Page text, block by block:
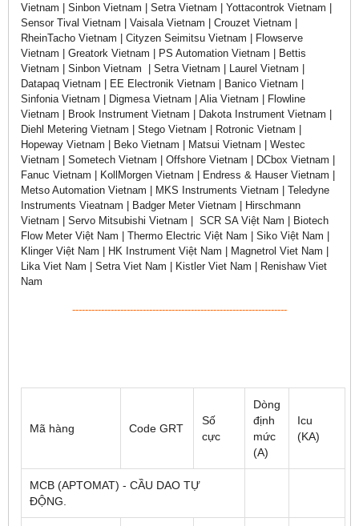
Vietnam | Sinbon Vietnam | Setra Vietnam | Yottacontrok Vietnam |
Sensor Tival Vietnam | Vaisala Vietnam | Crouzet Vietnam |
RheinTacho Vietnam | Cityzen Seimitsu Vietnam | Flowserve
Vietnam | Greatork Vietnam | PS Automation Vietnam | Bettis
Vietnam | Sinbon Vietnam | Setra Vietnam | Laurel Vietnam |
Datapaq Vietnam | EE Electronik Vietnam | Banico Vietnam |
Sinfonia Vietnam | Digmesa Vietnam | Alia Vietnam | Flowline
Vietnam | Brook Instrument Vietnam | Dakota Instrument Vietnam |
Diehl Metering Vietnam | Stego Vietnam | Rotronic Vietnam |
Hopeway Vietnam | Beko Vietnam | Matsui Vietnam | Westec
Vietnam | Sometech Vietnam | Offshore Vietnam | DCbox Vietnam |
Fanuc Vietnam | KollMorgen Vietnam | Endress & Hauser Vietnam |
Metso Automation Vietnam | MKS Instruments Vietnam | Teledyne
Instruments Vieatnam | Badger Meter Vietnam | Hirschmann
Vietnam | Servo Mitsubishi Vietnam | SCR SA Việt Nam | Biotech
Flow Meter Việt Nam | Thermo Electric Việt Nam | Siko Việt Nam |
Klinger Việt Nam | HK Instrument Việt Nam | Magnetrol Viet Nam |
Lika Viet Nam | Setra Viet Nam | Kistler Viet Nam | Renishaw Viet
Nam
-------------------------------------------------------------------
Mã hàng Code GRT
Số
cực
Dòng
định
mức
(A)
Icu
(KA)
MCB (APTOMAT) - CẦU DAO TỰ
ĐỘNG.